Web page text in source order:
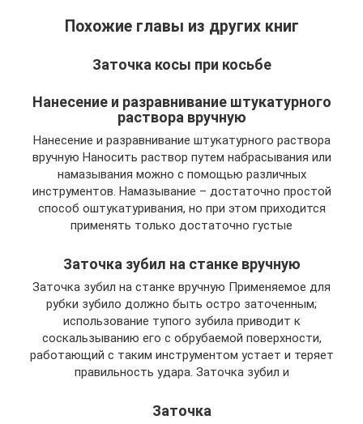
Похожие главы из других книг
Заточка косы при косьбе
Нанесение и разравнивание штукатурного
раствора вручную
Нанесение и разравнивание штукатурного раствора
вручную Наносить раствор путем набрасывания или
намазывания можно с помощью различных
инструментов. Намазывание – достаточно простой
способ оштукатуривания, но при этом приходится
применять только достаточно густые
Заточка зубил на станке вручную
Заточка зубил на станке вручную Применяемое для
рубки зубило должно быть остро заточенным;
использование тупого зубила приводит к
соскальзыванию его с обрубаемой поверхности,
работающий с таким инструментом устает и теряет
правильность удара. Заточка зубил и
Заточка